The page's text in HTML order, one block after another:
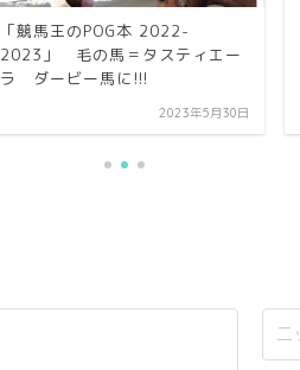
「競馬王のPOG本 2022-
2023」 毛の馬＝タスティエー
ラ ダービー馬に!!!
2023年5月30日